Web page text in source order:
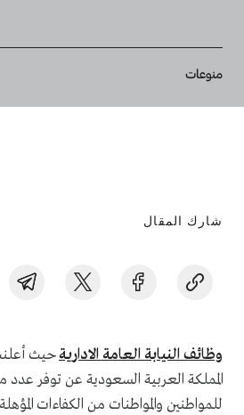
Breadcrumb
منوعات
شارك المقال
وظائف النيابة العامة الاداريةحيث
المملكة العربية السعودية عن توفر عدد
للمواطنين والمواطنات من الكفاءات